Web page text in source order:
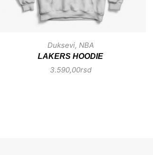
Duksevi, NBA
LAKERS HOODIE
3.590,00rsd